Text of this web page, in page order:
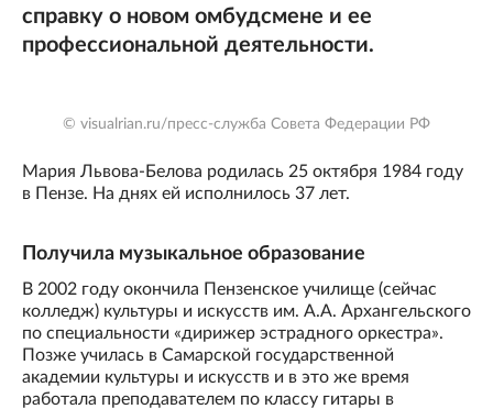
справку о новом омбудсмене и ее
профессиональной деятельности.
© visualrian.ru/пресс-служба Совета Федерации РФ
Мария Львова-Белова родилась 25 октября 1984 году
в Пензе. На днях ей исполнилось 37 лет.
Получила музыкальное образование
В 2002 году окончила Пензенское училище (сейчас
колледж) культуры и искусств им. А.А. Архангельского
по специальности «дирижер эстрадного оркестра».
Позже училась в Самарской государственной
академии культуры и искусств и в это же время
работала преподавателем по классу гитары в